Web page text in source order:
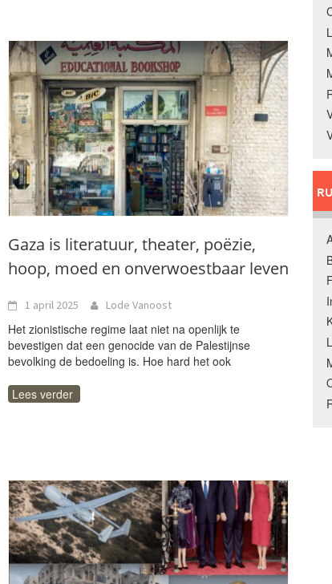
Gaza is literatuur, theater, poëzie,
hoop, moed en onverwoestbaar leven
1 april 2025 Lode Vanoost
Het zionistische regime laat niet na openlijk te
bevestigen dat een genocide van de Palestijnse
bevolking de bedoeling is. Hoe hard het ook
Lees verder